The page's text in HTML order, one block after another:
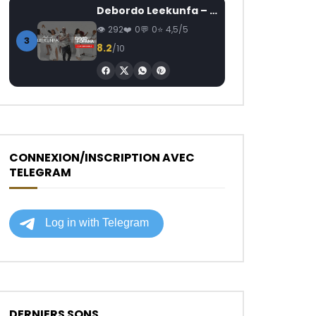
3
Debordo Leekunfa – David Fofana
292 0 0 4,5/5
8.2/10
CONNEXION/INSCRIPTION AVEC
TELEGRAM